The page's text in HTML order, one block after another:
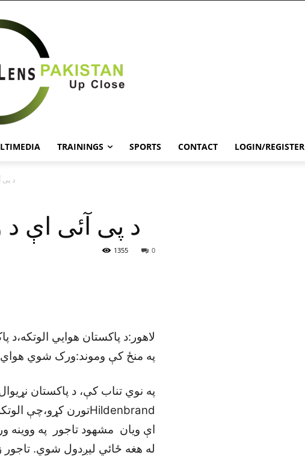
TRAININGS SPORTS CONTACT LOGIN/REGISTER
د پی
د پی آئی اې
0
1355
لاهور:د پاکستان هوايي
په منځ کې وموند:ورک شوي هواي الوتکه
اې ويان مشهود تاجور په ووينه
له هغه ځائي ليږدول شوي. تاجور